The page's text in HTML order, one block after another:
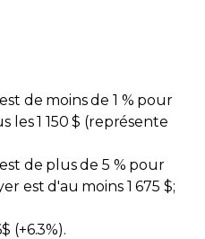
de moins de 1 % pour
les 1 150 $ (représente
de plus de 5 % pour
est d'au moins 1 675 $;
(+6.3%).